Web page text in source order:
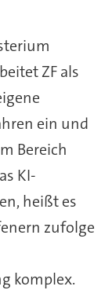
ZF als
ein und
Bereich
KI-
heißt es
zufolge
komplex.